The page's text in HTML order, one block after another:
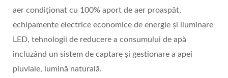
aer condiționat cu 100% aport de aer proaspăt,
echipamente electrice economice de energie și iluminare
LED, tehnologii de reducere a consumului de apă
incluzând un sistem de captare și gestionare a apei
pluviale, lumină naturală.